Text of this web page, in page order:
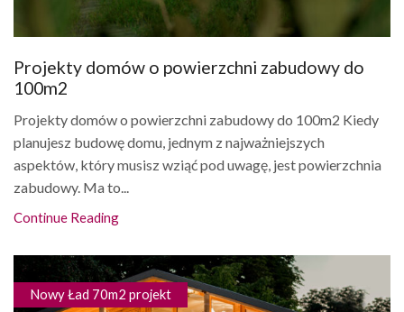
Projekty domów o powierzchni zabudowy do
100m2
Projekty domów o powierzchni zabudowy do 100m2 Kiedy
planujesz budowę domu, jednym z najważniejszych
aspektów, który musisz wziąć pod uwagę, jest powierzchnia
zabudowy. Ma to...
Continue Reading
Nowy Ład 70m2 projekt